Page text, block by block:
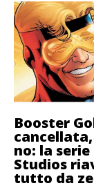
Booster
no: la serie
Studios
tutto da